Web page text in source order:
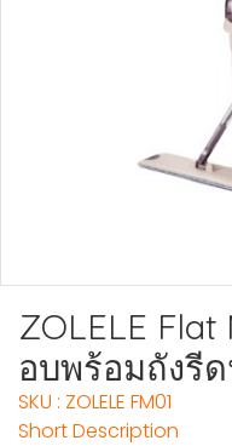
ZOLELE
อบพร้อมถังรี
SKU : ZOLELE FM01
Short Description